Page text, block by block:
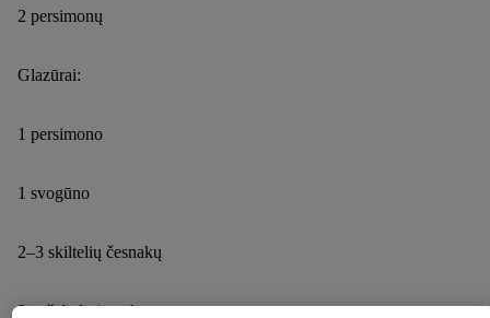
2 persimonų
Glazūrai:
1 persimono
1 svogūno
2–3 skiltelių česnakų
2 v. š. baltojo cukraus